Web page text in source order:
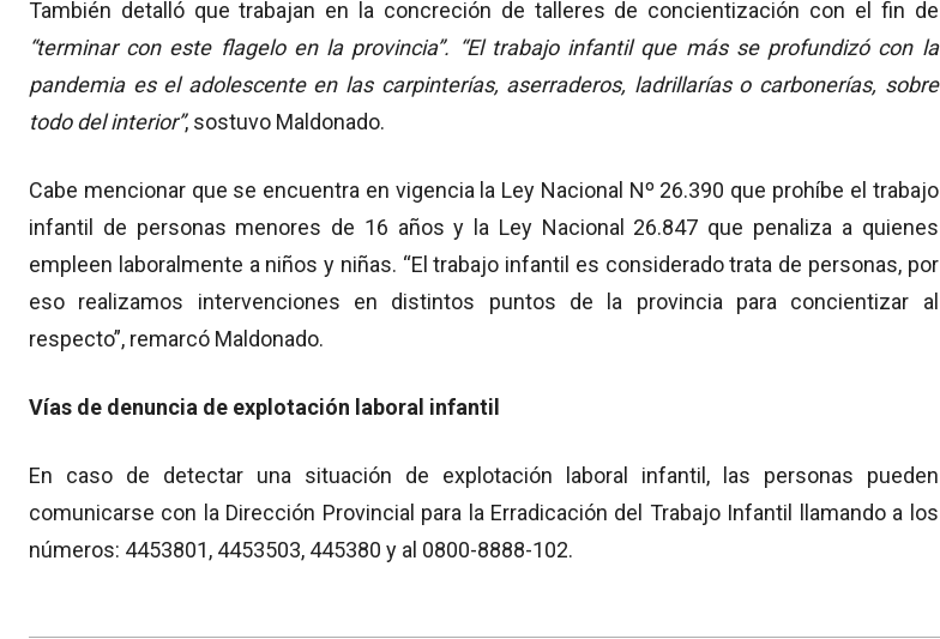
También detalló que trabajan en la concreción de talleres de concientización con el fin de
“terminar con este flagelo en la provincia”. “El trabajo infantil que más se profundizó con la
pandemia es el adolescente en las carpinterías, aserraderos, ladrillarías o carbonerías, sobre
todo del interior”, sostuvo Maldonado.
Cabe mencionar que se encuentra en vigencia la Ley Nacional Nº 26.390 que prohíbe el trabajo
infantil de personas menores de 16 años y la Ley Nacional 26.847 que penaliza a quienes
empleen laboralmente a niños y niñas. “El trabajo infantil es considerado trata de personas, por
eso realizamos intervenciones en distintos puntos de la provincia para concientizar al
respecto”, remarcó Maldonado.
Vías de denuncia de explotación laboral infantil
En caso de detectar una situación de explotación laboral infantil, las personas pueden
comunicarse con la Dirección Provincial para la Erradicación del Trabajo Infantil llamando a los
números: 4453801, 4453503, 445380 y al 0800-8888-102.